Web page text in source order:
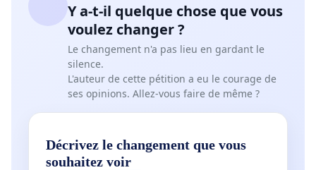
Y a-t-il quelque chose que vous
voulez changer ?
Le changement n'a pas lieu en gardant le
silence.
L'auteur de cette pétition a eu le courage de
ses opinions. Allez-vous faire de même ?
Décrivez le changement que vous
souhaitez voir